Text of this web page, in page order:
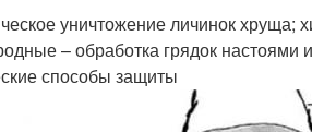
уничтожение личинок хруща;
– обработка грядок
способы защиты